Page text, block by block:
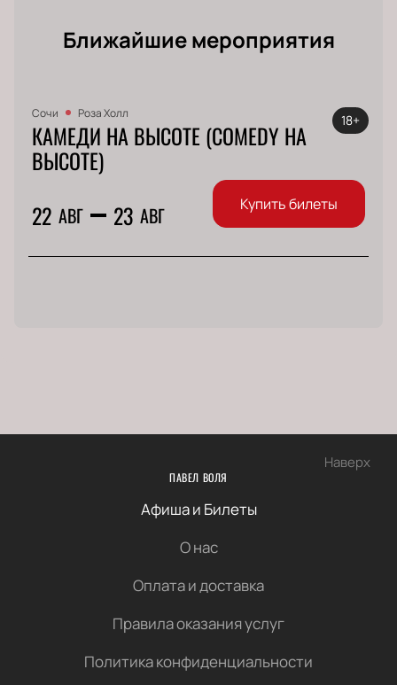
Ближайшие мероприятия
Сочи Роза Холл
КАМЕДИ НА ВЫСОТЕ (COMEDY НА
ВЫСОТЕ)
22 АВГ 23 АВГ
18+
Купить билеты
Наверх
ПАВЕЛ ВОЛЯ
Афиша и Билеты
О нас
Оплата и доставка
Правила оказания услуг
Политика конфиденциальности